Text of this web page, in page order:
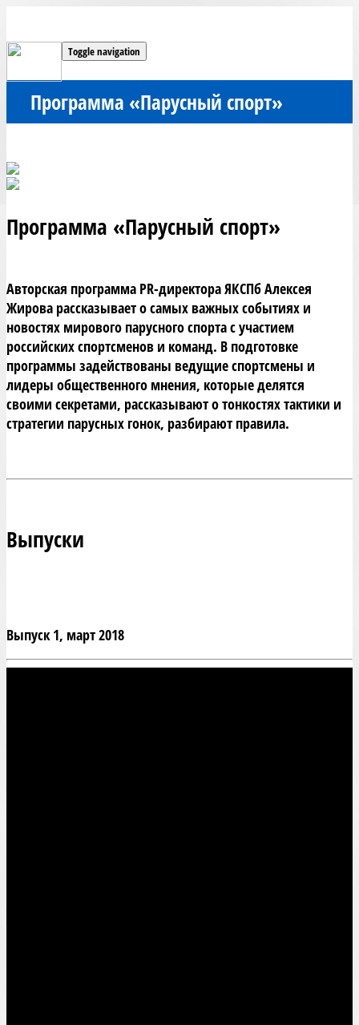
Toggle navigation
Программа «Парусный спорт»
Программа «Парусный спорт»
Авторская программа PR-директора ЯКСПб Алексея
Жирова рассказывает о самых важных событиях и
новостях мирового парусного спорта с участием
российских спортсменов и команд. В подготовке
программы задействованы ведущие спортсмены и
лидеры общественного мнения, которые делятся
своими секретами, рассказывают о тонкостях тактики и
стратегии парусных гонок, разбирают правила.
Выпуски
Выпуск 1, март 2018